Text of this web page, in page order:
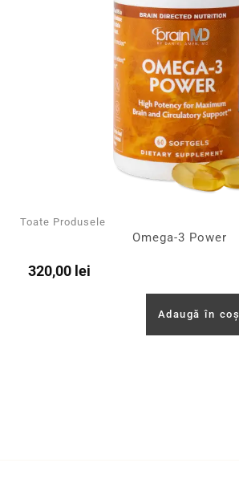
Toate Produsele
Omega-3 Power
320,00 lei
Adaugă în coș